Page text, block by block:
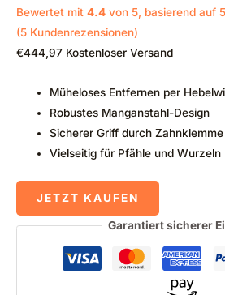
Bewertet mit 4.4 von 5, basierend auf 5
(5 Kundenrezensionen)
€444,97 Kostenloser Versand
Müheloses Entfernen per
Robustes Manganstahl-Design
Sicherer Griff durch Zahnklemme
Vielseitig für Pfähle und Wurzeln
JETZT KAUFEN
Garantiert sicherer